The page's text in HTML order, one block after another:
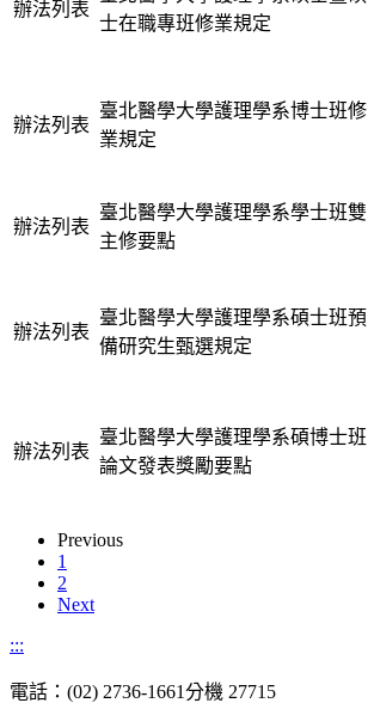
辦法列表
士在職專班修業規定
辦法列表
臺北醫學大學護理學系博士班修
業規定
辦法列表
臺北醫學大學護理學系學士班雙
主修要點
辦法列表
臺北醫學大學護理學系碩士班預
備研究生甄選規定
辦法列表
臺北醫學大學護理學系碩博士班
論文發表獎勵要點
Previous
1
2
Next
:::
電話：(02) 2736-1661分機 27715